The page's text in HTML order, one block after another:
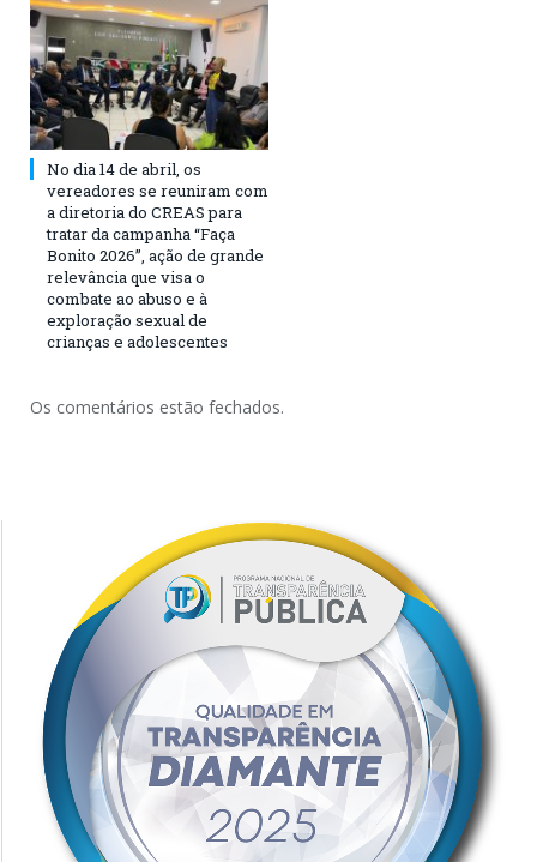
No dia 14 de abril, os
vereadores se reuniram com
a diretoria do CREAS para
tratar da campanha “Faça
Bonito 2026”, ação de grande
relevância que visa o
combate ao abuso e à
exploração sexual de
crianças e adolescentes
Os comentários estão fechados.